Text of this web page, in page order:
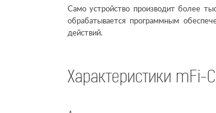
Само устройство производит более
обрабатывается программным
действий.
Характеристики mFi-